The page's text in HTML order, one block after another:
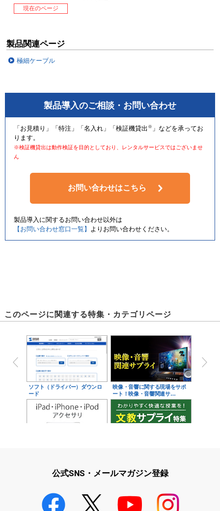
現在のページ
製品関連ページ
極細ケーブル
製品導入のご相談・お問い合わせ
「お見積り」「特注」「名入れ」「検証機貸出 ※ 」などを承ってお
ります。
※検証機貸出は動作検証を目的としており、レンタルサービスではございませ
ん
お問い合わせはこちら
製品導入に関するお問い合わせ以外は
【お問い合わせ窓口一覧】 よりお問い合わせください。
このページに関連する特集・カテゴリページ
ソフト（ドライバー）ダウンロ
ード
映像・音響に関する現場をサポ
ート！映像・音響関連サ…
公式SNS・メールマガジン登録